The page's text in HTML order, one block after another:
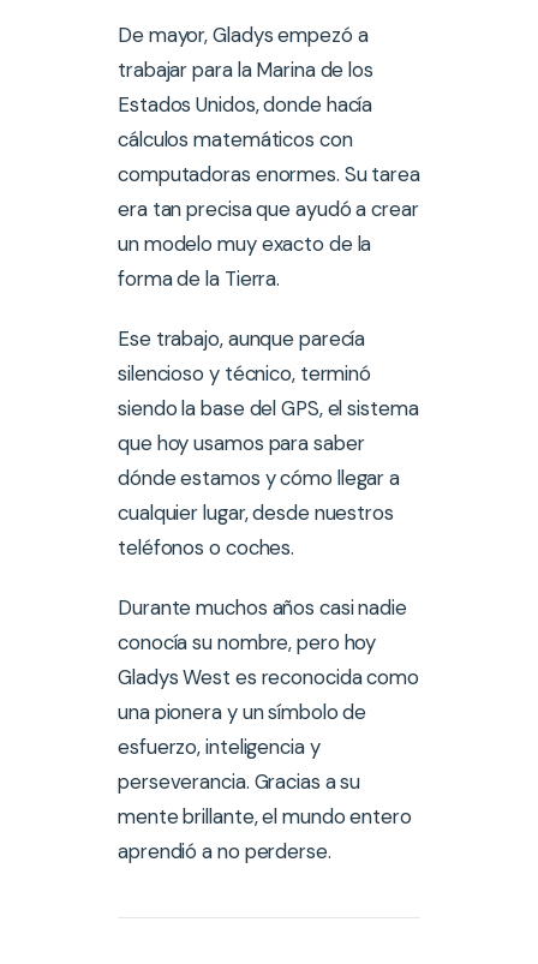
De mayor, Gladys empezó a
trabajar para la Marina de los
Estados Unidos, donde hacía
cálculos matemáticos con
computadoras enormes. Su tarea
era tan precisa que ayudó a crear
un modelo muy exacto de la
forma de la Tierra.
Ese trabajo, aunque parecía
silencioso y técnico, terminó
siendo la base del GPS, el sistema
que hoy usamos para saber
dónde estamos y cómo llegar a
cualquier lugar, desde nuestros
teléfonos o coches.
Durante muchos años casi nadie
conocía su nombre, pero hoy
Gladys West es reconocida como
una pionera y un símbolo de
esfuerzo, inteligencia y
perseverancia. Gracias a su
mente brillante, el mundo entero
aprendió a no perderse.